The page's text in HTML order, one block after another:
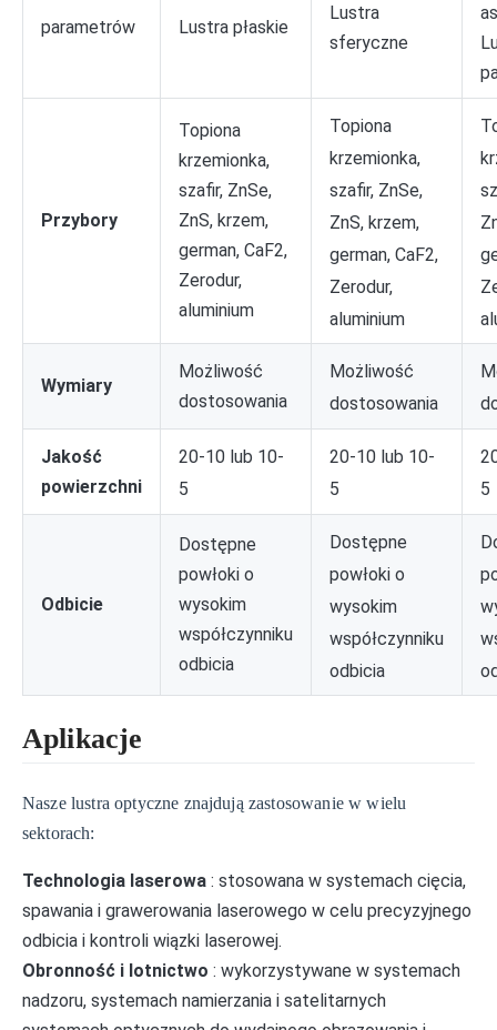
parametrów Lustra płaskie
Lustra
sferyczne
Przybory
Topiona
krzemionka,
szafir, ZnSe,
ZnS, krzem,
german, CaF2,
Zerodur,
aluminium
Topiona
krzemionka,
szafir, ZnSe,
ZnS, krzem,
german, CaF2,
Zerodur,
aluminium
Wymiary
Możliwość
dostosowania
Możliwość
dostosowania
Jakość
powierzchni
20-10 lub 10-
5
20-10 lub 10-
5
5
Odbicie
Dostępne
powłoki o
wysokim
współczynniku
odbicia
Dostępne
powłoki o
wysokim
współczynniku
odbicia
Aplikacje
Nasze lustra optyczne znajdują zastosowanie w wielu
sektorach:
Technologia laserowa : stosowana w systemach cięcia,
spawania i grawerowania laserowego w celu precyzyjnego
odbicia i kontroli wiązki laserowej.
Obronność i lotnictwo : wykorzystywane w systemach
nadzoru, systemach namierzania i satelitarnych